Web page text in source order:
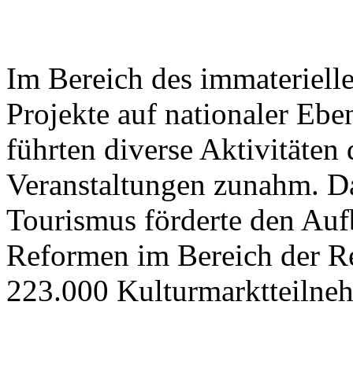
Im Bereich des
Projekte auf nationaler
führten diverse Aktivitäten
Veranstaltungen zunahm.
Tourismus förderte den
Reformen im Bereich der
223.000